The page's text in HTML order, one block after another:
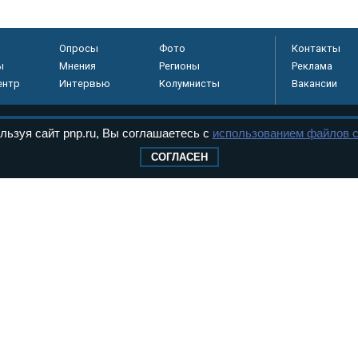
Опросы
Фото
Мнения
Регионы
Интервью Колумнисты
Контакты
Реклама
Вакансии
сайт pnp.ru, Вы соглашаетесь с использованием файлов
СОГЛАСЕН